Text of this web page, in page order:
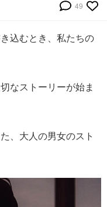
49
込むとき、私たちの
なストーリーが始ま
、大人の男女のスト